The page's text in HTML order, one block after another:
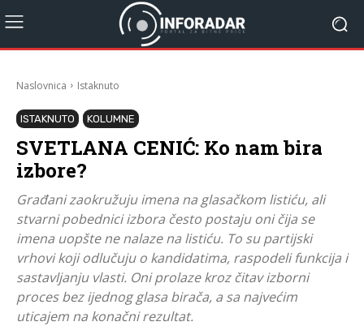
Naslovnica Istaknuto
ISTAKNUTO KOLUMNE
SVETLANA CENIĆ: Ko nam bira
izbore?
Građani zaokružuju imena na glasačkom listiću, ali
stvarni pobednici izbora često postaju oni čija se
imena uopšte ne nalaze na listiću. To su partijski
vrhovi koji odlučuju o kandidatima, raspodeli funkcija i
sastavljanju vlasti. Oni prolaze kroz čitav izborni
proces bez ijednog glasa birača, a sa najvećim
uticajem na konačni rezultat.